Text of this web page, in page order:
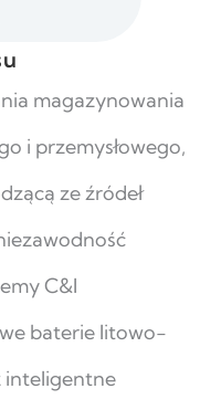
magazynowania
i przemysłowego,
ze źródeł
C&I
baterie litowo-
inteligentne